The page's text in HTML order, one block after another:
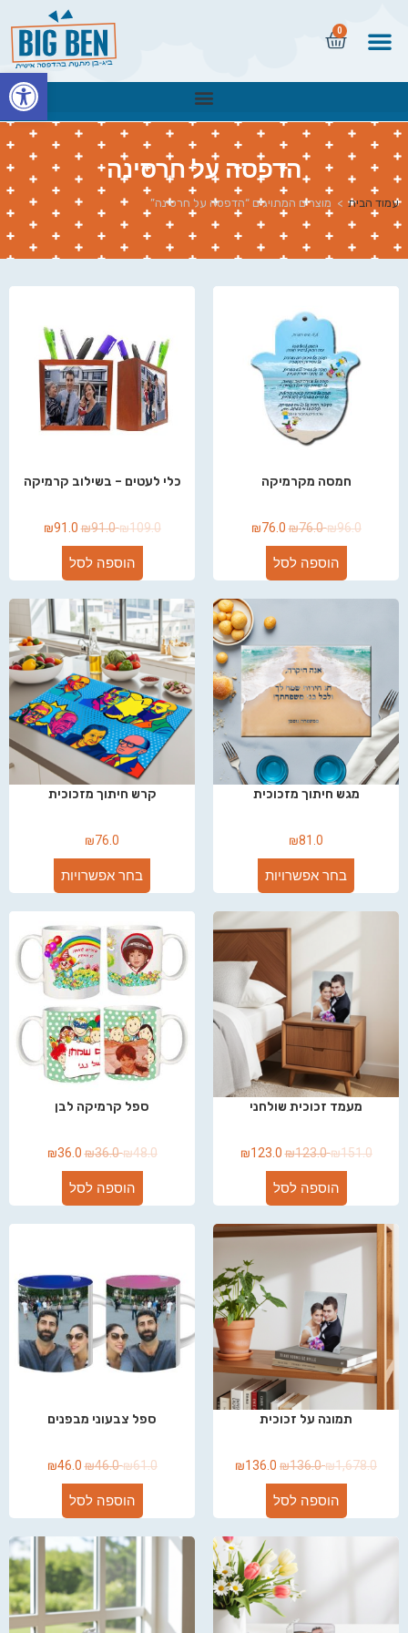
0
הדפסה על חרסינה
עמוד הבית > מוצרים המתויגים “הדפסה על חרסינה”
חמסה מקרמיקה
₪96.0
₪76.0
₪76.0
הוספה לסל
כלי לעטים – בשילוב קרמיקה
₪109.0
₪91.0
₪91.0
הוספה לסל
מגש חיתוך מזכוכית
₪81.0
בחר אפשרויות
קרש חיתוך מזכוכית
₪76.0
בחר אפשרויות
מעמד זכוכית שולחני
₪151.0
₪123.0
₪123.0
הוספה לסל
ספל קרמיקה לבן
₪48.0
₪36.0
₪36.0
הוספה לסל
תמונה על זכוכית
₪1,678.0
₪136.0
₪136.0
הוספה לסל
ספל צבעוני מבפנים
₪61.0
₪46.0
₪46.0
הוספה לסל